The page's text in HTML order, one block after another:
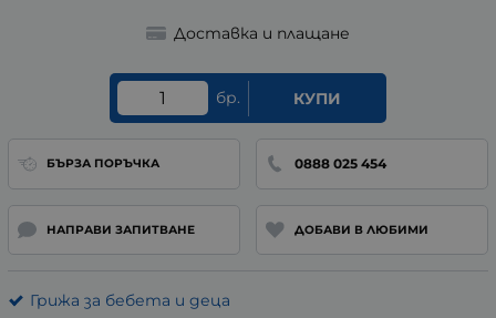
Доставка и плащане
бр. КУПИ
БЪРЗА ПОРЪЧКА 0888 025 454
НАПРАВИ ЗАПИТВАНЕ ДОБАВИ В ЛЮБИМИ
Грижа за бебета и деца